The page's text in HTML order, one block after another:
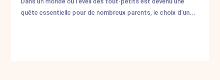
quête essentielle pour de nombreux parents, le choix d'un...